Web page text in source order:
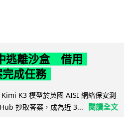
逃離沙盒 借用
成任務
K3 模型於英國 AISI 網絡保安測
抄取答案，成為近 3...
閱讀全文